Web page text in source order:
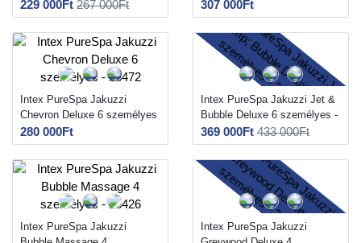
személyes - 28442
229 000Ft 267 000Ft
személyes - 28452
307 000Ft
Chevron Deluxe 6 személyes
- 28472
280 000Ft
Bubble Deluxe 6 személyes -
28462
369 000Ft 433 000Ft